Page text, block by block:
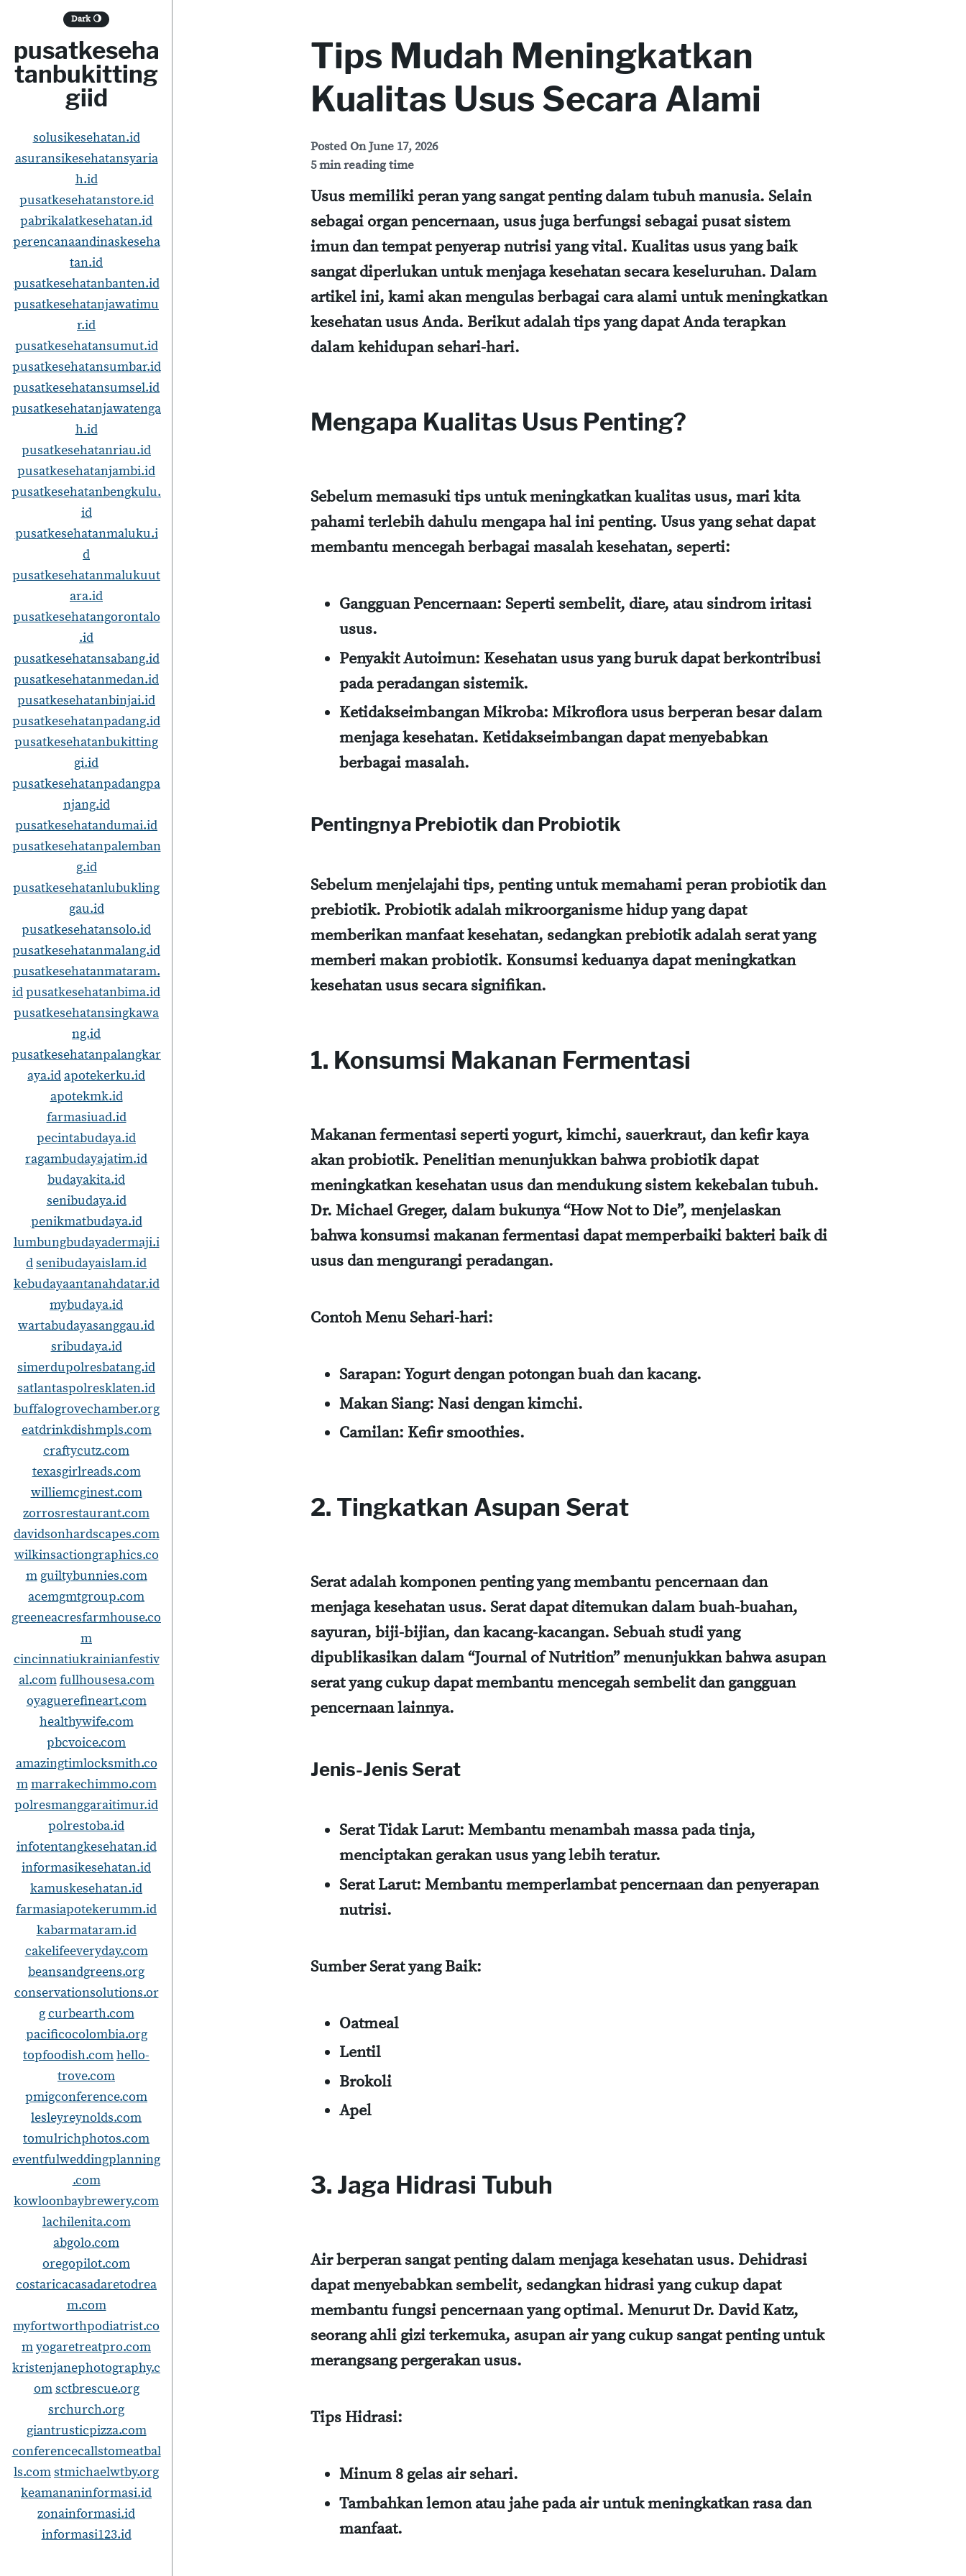
Dark 🌖
pusatkeseha
tanbukitting
giid
solusikesehatan.id
asuransikesehatansyaria
h.id
pusatkesehatanstore.id
pabrikalatkesehatan.id
perencanaandinaskeseha
tan.id
pusatkesehatanbanten.id
pusatkesehatanjawatimu
r.id
pusatkesehatansumut.id
pusatkesehatansumbar.id
pusatkesehatansumsel.id
pusatkesehatanjawatenga
h.id
pusatkesehatanriau.id
pusatkesehatanjambi.id
pusatkesehatanbengkulu.
id
pusatkesehatanmaluku.i
d
pusatkesehatanmalukuut
ara.id
pusatkesehatangorontalo
.id
pusatkesehatansabang.id
pusatkesehatanmedan.id
pusatkesehatanbinjai.id
pusatkesehatanpadang.id
pusatkesehatanbukitting
gi.id
pusatkesehatanpadangpa
njang.id
pusatkesehatandumai.id
pusatkesehatanpalemban
g.id
pusatkesehatanlubukling
gau.id
pusatkesehatansolo.id
pusatkesehatanmalang.id
pusatkesehatanmataram.
idpusatkesehatanbima.id
pusatkesehatansingkawa
ng.id
pusatkesehatanpalangkar
aya.id apotekerku.id
apotekmk.id
farmasiuad.id
pecintabudaya.id
ragambudayajatim.id
budayakita.id
senibudaya.id
penikmatbudaya.id
lumbungbudayadermaji.i
dsenibudayaislam.id
kebudayaantanahdatar.id
mybudaya.id
wartabudayasanggau.id
sribudaya.id
simerdupolresbatang.id
satlantaspolresklaten.id
buffalogrovechamber.org
eatdrinkdishmpls.com
craftycutz.com
texasgirlreads.com
williemcginest.com
zorrosrestaurant.com
davidsonhardscapes.com
wilkinsactiongraphics.co
m guiltybunnies.com
acemgmtgroup.com
greeneacresfarmhouse.co
m
cincinnatiukrainianfestiv
al.comfullhousesa.com
oyaguerefineart.com
healthywife.com
pbcvoice.com
amazingtimlocksmith.co
mmarrakechimmo.com
polresmanggaraitimur.id
polrestoba.id
infotentangkesehatan.id
informasikesehatan.id
kamuskesehatan.id
farmasiapotekerumm.id
kabarmataram.id
cakelifeeveryday.com
beansandgreens.org
conservationsolutions.or
gcurbearth.com
pacificocolombia.org
topfoodish.comhello-
trove.com
pmigconference.com
lesleyreynolds.com
tomulrichphotos.com
eventfulweddingplanning
.com
kowloonbaybrewery.com
lachilenita.com
abgolo.com
oregopilot.com
costaricacasadaretodrea
m.com
myfortworthpodiatrist.co
myogaretreatpro.com
kristenjanephotography.c
omsctbrescue.org
srchurch.org
giantrusticpizza.com
conferencecallstomeatbal
ls.comstmichaelwtby.org
keamananinformasi.id
zonainformasi.id
informasi123.id
Tips Mudah Meningkatkan
Kualitas Usus Secara Alami
Posted OnJune 17, 2026
5 min reading time
Usus memiliki peran yang sangat penting dalam tubuh manusia. Selain
sebagai organ pencernaan, usus juga berfungsi sebagai pusat sistem
imun dan tempat penyerap nutrisi yang vital. Kualitas usus yang baik
sangat diperlukan untuk menjaga kesehatan secara keseluruhan. Dalam
artikel ini, kami akan mengulas berbagai cara alami untuk meningkatkan
kesehatan usus Anda. Berikut adalah tips yang dapat Anda terapkan
dalam kehidupan sehari-hari.
Mengapa Kualitas Usus Penting?
Sebelum memasuki tips untuk meningkatkan kualitas usus, mari kita
pahami terlebih dahulu mengapa hal ini penting. Usus yang sehat dapat
membantu mencegah berbagai masalah kesehatan, seperti:
Gangguan Pencernaan: Seperti sembelit, diare, atau sindrom iritasi
usus.
Penyakit Autoimun: Kesehatan usus yang buruk dapat berkontribusi
pada peradangan sistemik.
Ketidakseimbangan Mikroba: Mikroflora usus berperan besar dalam
menjaga kesehatan. Ketidakseimbangan dapat menyebabkan
berbagai masalah.
Pentingnya Prebiotik dan Probiotik
Sebelum menjelajahi tips, penting untuk memahami peran probiotik dan
prebiotik. Probiotik adalah mikroorganisme hidup yang dapat
memberikan manfaat kesehatan, sedangkan prebiotik adalah serat yang
memberi makan probiotik. Konsumsi keduanya dapat meningkatkan
kesehatan usus secara signifikan.
1. Konsumsi Makanan Fermentasi
Makanan fermentasi seperti yogurt, kimchi, sauerkraut, dan kefir kaya
akan probiotik. Penelitian menunjukkan bahwa probiotik dapat
meningkatkan kesehatan usus dan mendukung sistem kekebalan tubuh.
Dr. Michael Greger, dalam bukunya “How Not to Die”, menjelaskan
bahwa konsumsi makanan fermentasi dapat memperbaiki bakteri baik di
usus dan mengurangi peradangan.
Contoh Menu Sehari-hari:
Sarapan: Yogurt dengan potongan buah dan kacang.
Makan Siang: Nasi dengan kimchi.
Camilan: Kefir smoothies.
2. Tingkatkan Asupan Serat
Serat adalah komponen penting yang membantu pencernaan dan
menjaga kesehatan usus. Serat dapat ditemukan dalam buah-buahan,
sayuran, biji-bijian, dan kacang-kacangan. Sebuah studi yang
dipublikasikan dalam “Journal of Nutrition” menunjukkan bahwa asupan
serat yang cukup dapat membantu mencegah sembelit dan gangguan
pencernaan lainnya.
Jenis-Jenis Serat
Serat Tidak Larut: Membantu menambah massa pada tinja,
menciptakan gerakan usus yang lebih teratur.
Serat Larut: Membantu memperlambat pencernaan dan penyerapan
nutrisi.
Sumber Serat yang Baik:
Oatmeal
Lentil
Brokoli
Apel
3. Jaga Hidrasi Tubuh
Air berperan sangat penting dalam menjaga kesehatan usus. Dehidrasi
dapat menyebabkan sembelit, sedangkan hidrasi yang cukup dapat
membantu fungsi pencernaan yang optimal. Menurut Dr. David Katz,
seorang ahli gizi terkemuka, asupan air yang cukup sangat penting untuk
merangsang pergerakan usus.
Tips Hidrasi:
Minum 8 gelas air sehari.
Tambahkan lemon atau jahe pada air untuk meningkatkan rasa dan
manfaat.